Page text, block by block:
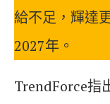
給不足，輝達
2027年。
TrendForce指